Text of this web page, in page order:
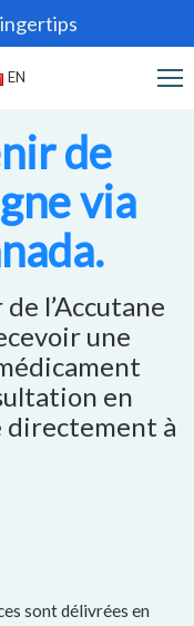
EN
de
via
l’Accutane
une
en
directement à
sont délivrées en